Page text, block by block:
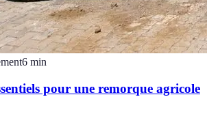
6 min
pour une remorque agricole